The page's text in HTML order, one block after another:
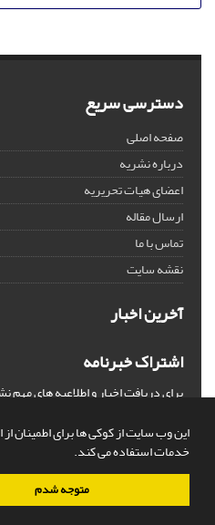
این وب سایت از کوکی ها برای اطمینان از
خدمات استفاده می کند.
متوجه شدم
دسترسی سریع
صفحه اصلی
درباره نشریه
اعضای هیات تحریریه
ارسال مقاله
تماس با ما
نقشه سایت
آخرین اخبار
اشتراک خبرنامه
برای دریافت اخبار و اطلاعیه های